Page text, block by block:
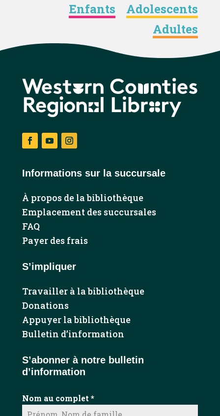
Enfants
Adolescents
Adultes
Informations sur la succursale
À propos de la bibliothèque
Emplacement des succursales
FAQ
Payer des frais
S’impliquer
Travailler à la bibliothèque
Donations
Appuyer la bibliothèque
Bulletin d’information
S’abonner à notre bulletin
d’information
Nom au complet *